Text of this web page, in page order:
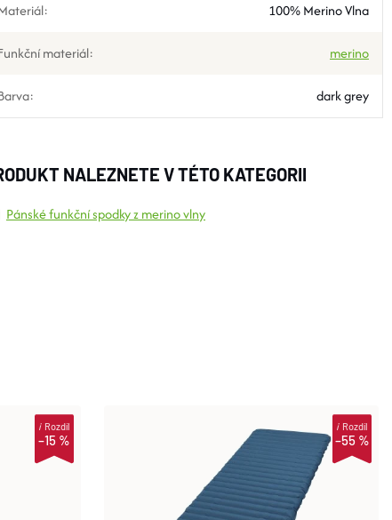
: 100% Merino Vlna
materiál: merino
: dark grey
NALEZNETE V TÉTO KATEGORII
Pánské funkční spodky z merino vlny
–15 %
iRozdíl
–55 %
iRozdíl